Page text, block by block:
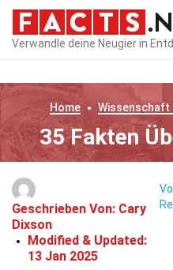
Verwandle deine Neugier in
Home Wissenschaft
35 Fakten
Geschrieben Von: Cary
Dixson
Modified & Updated:
13 Jan 2025